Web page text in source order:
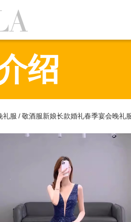
绍
礼服 /敬酒服新娘长款婚礼春季宴会晚礼